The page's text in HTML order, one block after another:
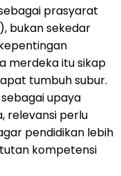
prasyarat
bukan sekedar
merdeka itu sikap
tumbuh subur.
upaya
relevansi perlu
pendidikan lebih
kompetensi